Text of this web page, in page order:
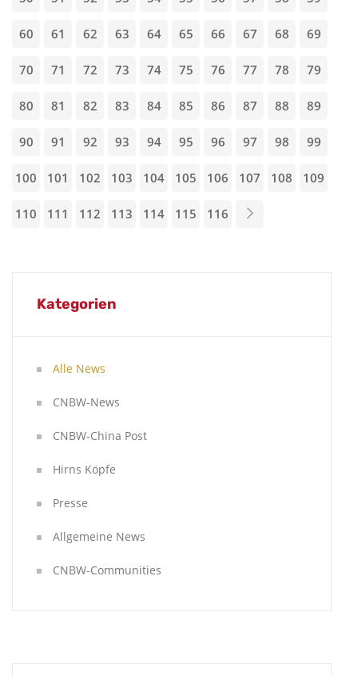
60 61 62 63 64 65 66 67 68 69
70 71 72 73 74 75 76 77 78 79
80 81 82 83 84 85 86 87 88 89
90 91 92 93 94 95 96 97 98 99
100 101 102 103 104 105 106 107 108 109
110 111 112 113 114 115 116
Kategorien
Alle News
CNBW-News
CNBW-China Post
Hirns Köpfe
Presse
Allgemeine News
CNBW-Communities